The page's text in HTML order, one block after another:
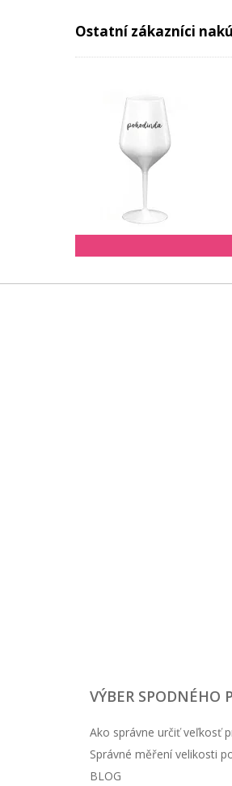
✅ Štýlová potlač
Vďaka veľkému objemu
nápoj, či už ide o horúcu
Ostatní zákazníci
VÝBER SPODNÉHO
Ako správne určiť veľkosť
Správné měření velikosti
BLOG